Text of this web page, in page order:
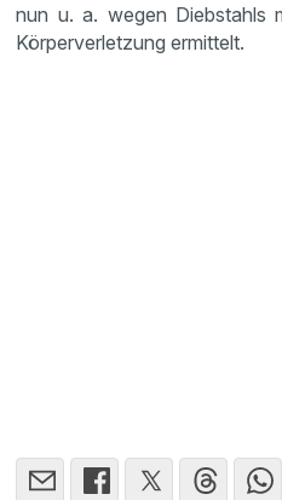
nun u. a. wegen Diebstahls
Körperverletzung ermittelt.